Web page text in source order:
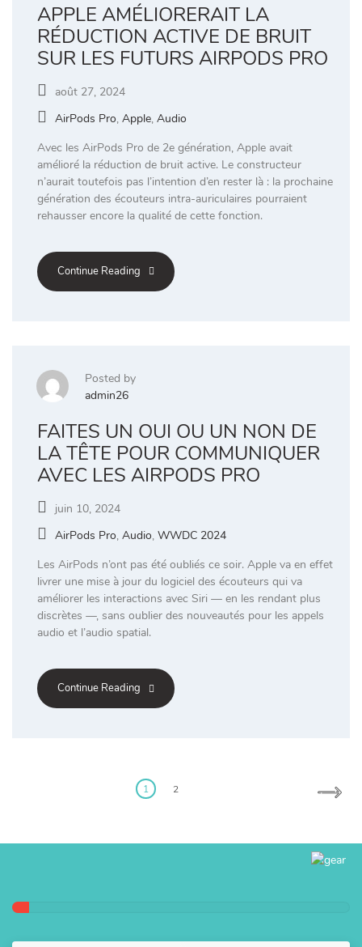
APPLE AMÉLIORERAIT LA
RÉDUCTION ACTIVE DE BRUIT
SUR LES FUTURS AIRPODS PRO
août 27, 2024
AirPods Pro, Apple, Audio
Avec les AirPods Pro de 2e génération, Apple avait
amélioré la réduction de bruit active. Le constructeur
n’aurait toutefois pas l’intention d’en rester là : la prochaine
génération des écouteurs intra-auriculaires pourraient
rehausser encore la qualité de cette fonction.
Continue Reading
Posted by
admin26
FAITES UN OUI OU UN NON DE
LA TÊTE POUR COMMUNIQUER
AVEC LES AIRPODS PRO
juin 10, 2024
AirPods Pro, Audio, WWDC 2024
Les AirPods n’ont pas été oubliés ce soir. Apple va en effet
livrer une mise à jour du logiciel des écouteurs qui va
améliorer les interactions avec Siri — en les rendant plus
discrètes —, sans oublier des nouveautés pour les appels
audio et l’audio spatial.
Continue Reading
1 2